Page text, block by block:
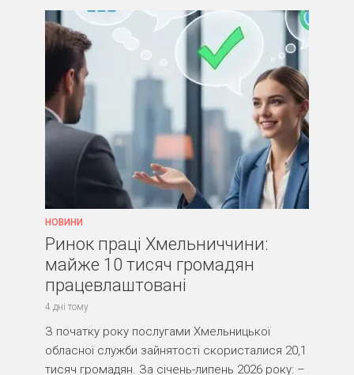
НОВИНИ
Ринок праці Хмельниччини:
майже 10 тисяч громадян
працевлаштовані
4 дні тому
З початку року послугами Хмельницької
обласної служби зайнятості скористалися 20,1
тисяч громадян. За січень-липень 2026 року: –